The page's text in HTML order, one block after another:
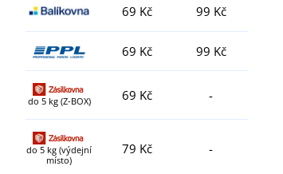
69 Kč 99 Kč
69 Kč 99 Kč
do 5 kg (Z-BOX) 69 Kč -
do 5 kg (výdejní
místo)
79 Kč -